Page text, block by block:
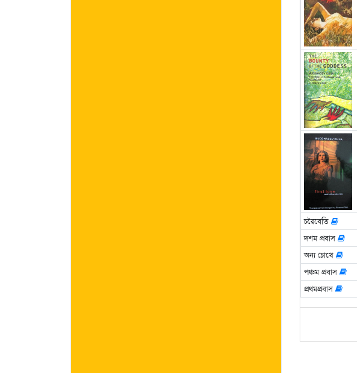
চরৈবেতি
দশম প্রবাস
অন্য চোখে
পঞ্চম প্রবাস
প্রথমপ্রবাস